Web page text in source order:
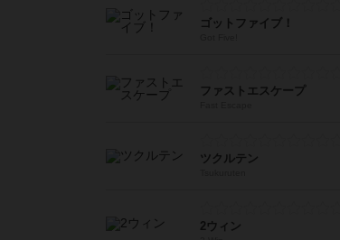
ゴットファイブ！
ファストエスケープ
ツクルテン
2ウィン